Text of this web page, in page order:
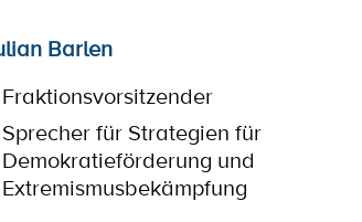
Barlen
Fraktionsvorsitzender
Sprecher für Strategien für
Demokratieförderung und
Extremismusbekämpfung